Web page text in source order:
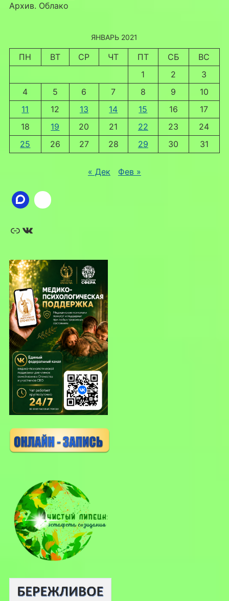
Архив. Облако
ЯНВАРЬ 2021
ПН ВТ СР ЧТ ПТ СБ
ВС
1
2
3
4
5 6 7 8 9
10
11
12 13 14 15 16
17
18
19 20 21 22 23
24
25
26 27 28 29 30 31
« Дек Фев »